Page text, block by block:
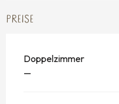
PREISE
Doppelzimmer
—